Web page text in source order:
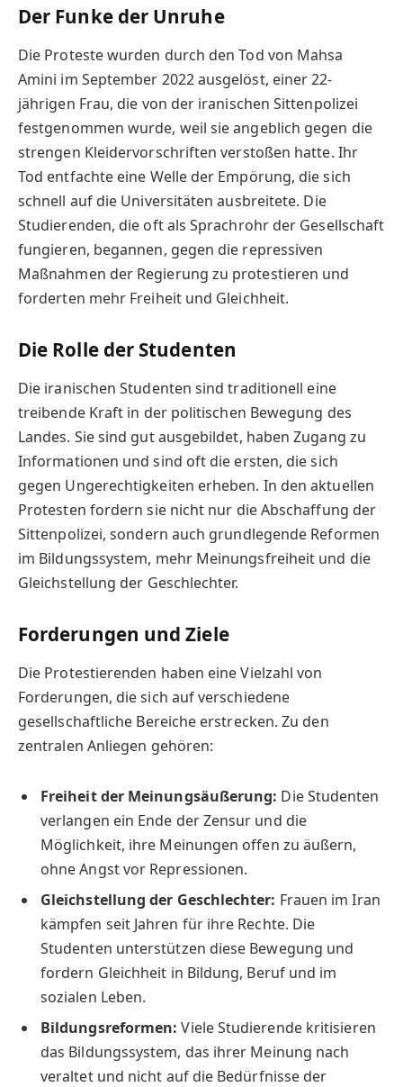
Der Funke der Unruhe
Die Proteste wurden durch den Tod von Mahsa
Amini im September 2022 ausgelöst, einer 22-
jährigen Frau, die von der iranischen Sittenpolizei
festgenommen wurde, weil sie angeblich gegen die
strengen Kleidervorschriften verstoßen hatte. Ihr
Tod entfachte eine Welle der Empörung, die sich
schnell auf die Universitäten ausbreitete. Die
Studierenden, die oft als Sprachrohr der Gesellschaft
fungieren, begannen, gegen die repressiven
Maßnahmen der Regierung zu protestieren und
forderten mehr Freiheit und Gleichheit.
Die Rolle der Studenten
Die iranischen Studenten sind traditionell eine
treibende Kraft in der politischen Bewegung des
Landes. Sie sind gut ausgebildet, haben Zugang zu
Informationen und sind oft die ersten, die sich
gegen Ungerechtigkeiten erheben. In den aktuellen
Protesten fordern sie nicht nur die Abschaffung der
Sittenpolizei, sondern auch grundlegende Reformen
im Bildungssystem, mehr Meinungsfreiheit und die
Gleichstellung der Geschlechter.
Forderungen und Ziele
Die Protestierenden haben eine Vielzahl von
Forderungen, die sich auf verschiedene
gesellschaftliche Bereiche erstrecken. Zu den
zentralen Anliegen gehören:
Freiheit der Meinungsäußerung: Die Studenten
verlangen ein Ende der Zensur und die
Möglichkeit, ihre Meinungen offen zu äußern,
ohne Angst vor Repressionen.
Gleichstellung der Geschlechter: Frauen im Iran
kämpfen seit Jahren für ihre Rechte. Die
Studenten unterstützen diese Bewegung und
fordern Gleichheit in Bildung, Beruf und im
sozialen Leben.
Bildungsreformen: Viele Studierende kritisieren
das Bildungssystem, das ihrer Meinung nach
veraltet und nicht auf die Bedürfnisse der